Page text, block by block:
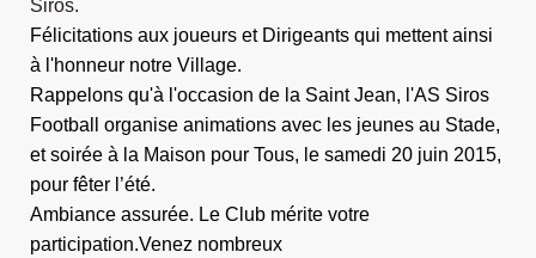
Siros.
Félicitations aux joueurs et Dirigeants qui mettent ainsi
à l'honneur notre Village.
Rappelons qu'à l'occasion de la Saint Jean, l'AS Siros
Football organise animations avec les jeunes au Stade,
et soirée à la Maison pour Tous, le samedi 20 juin 2015,
pour fêter l’été.
Ambiance assurée. Le Club mérite votre
participation.Venez nombreux